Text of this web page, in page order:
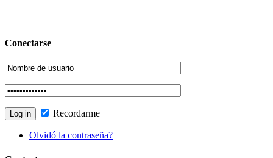
Conectarse
Recordarme
Olvidó la contraseña?